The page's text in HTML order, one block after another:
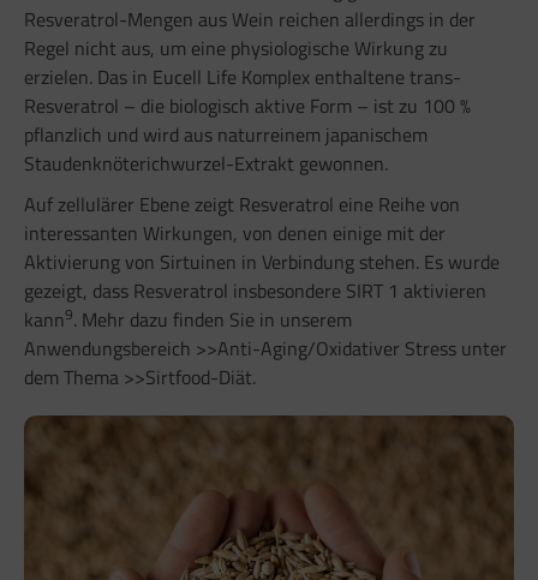
Resveratrol-Mengen aus Wein reichen allerdings in der
Regel nicht aus, um eine physiologische Wirkung zu
erzielen. Das in Eucell Life Komplex enthaltene trans-
Resveratrol – die biologisch aktive Form – ist zu 100 %
pflanzlich und wird aus naturreinem japanischem
Staudenknöterichwurzel-Extrakt gewonnen.
Auf zellulärer Ebene zeigt Resveratrol eine Reihe von
interessanten Wirkungen, von denen einige mit der
Aktivierung von Sirtuinen in Verbindung stehen. Es wurde
gezeigt, dass Resveratrol insbesondere SIRT 1 aktivieren
kann9. Mehr dazu finden Sie in unserem
Anwendungsbereich >>Anti-Aging/Oxidativer Stress unter
dem Thema >>Sirtfood-Diät.